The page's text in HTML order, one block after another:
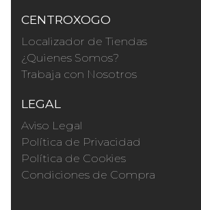
CENTROXOGO
Localizador de Tiendas
¿Quienes Somos?
Trabaja con Nosotros
LEGAL
Aviso Legal
Política de Privacidad
Política de Cookies
Condiciones de Compra